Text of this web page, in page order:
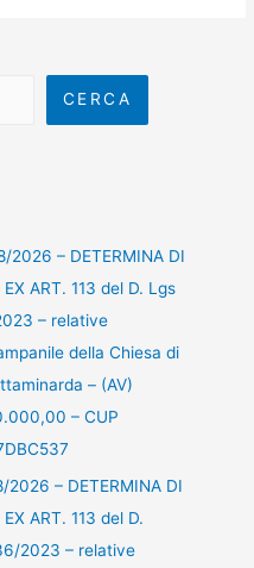
CERCA
2026 – DETERMINA DI
ART. 113 del D. Lgs
– relative
della Chiesa di
– (AV)
– CUP
2026 – DETERMINA DI
ART. 113 del D.
2023 – relative